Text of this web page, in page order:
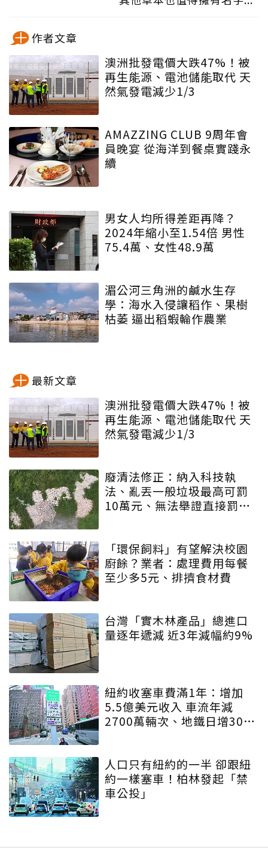
作者文章
澳洲批發電價大跌47%！被
再生能源、電池儲能取代 天
然氣發電減少1/3
AMAZZING CLUB 9周年會
員晚宴 從海洋到餐桌實踐永
續
男女人均所得差距再降？
2024年縮小至1.54倍 男性
75.4萬、女性48.9萬
湄公河三角洲的鹹水生存
學：海水入侵讓稻作、果樹
枯萎 逼出稻蝦輪作農業
最新文章
澳洲批發電價大跌47%！被
再生能源、電池儲能取代 天
然氣發電減少1/3
廢清法修正：納入科技執
法、亂丟一般垃圾最高可罰
10萬元、無法舉證直接罰車
「環保飼料」有望解決校園
廚餘？業者：處理費用每餐
至少多5元、排擠食材費
台灣「實木林產品」總進口
量逐年遞減 近3年減幅約9%
紐約收塞車費滿1年：增加
5.5億美元收入 車流年減
2700萬輛次、地鐵日增30萬
人口只有紐約的一半 卻跟紐
約一樣塞車！柏林發起「禁
車公投」